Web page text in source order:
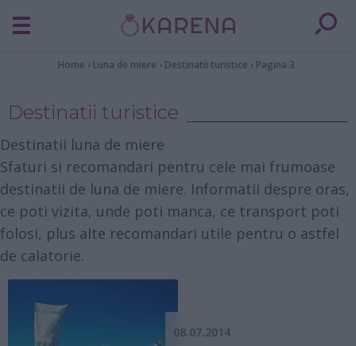
Home › Luna de miere › Destinatii turistice › Pagina 3
Destinatii turistice
Destinatii luna de miere
Sfaturi si recomandari pentru cele mai frumoase
destinatii de luna de miere. Informatii despre oras,
ce poti vizita, unde poti manca, ce transport poti
folosi, plus alte recomandari utile pentru o astfel
de calatorie.
08.07.2014